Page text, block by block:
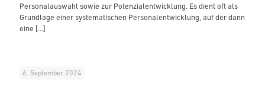
Personalauswahl sowie zur Potenzialentwicklung. Es dient oft als
Grundlage einer systematischen Personalentwicklung, auf der dann
eine […]
6. September 2024